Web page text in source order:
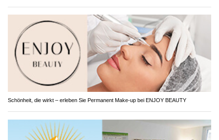
Schönheit, die wirkt – erleben Sie Permanent Make-up bei ENJOY BEAUTY